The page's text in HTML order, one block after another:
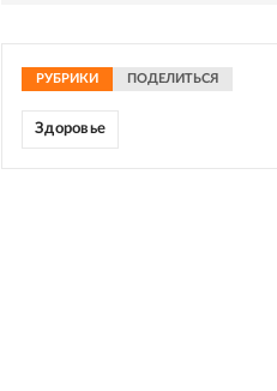
РУБРИКИ ПОДЕЛИТЬСЯ
Здоровье